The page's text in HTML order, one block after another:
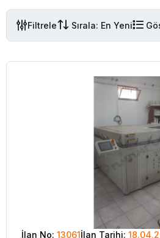
Filtrele Sırala: En Yeni
İlan No: 13061İlan Tarihi: